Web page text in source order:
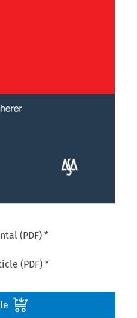
(PDF) *
(PDF) *